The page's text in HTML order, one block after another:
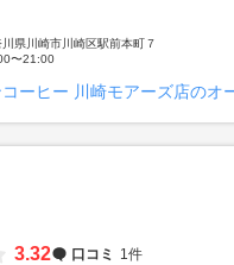
川県川崎市川崎区駅前本町７
〜21:00
ーヒー 川崎モアーズ店のオ
3.32
口コミ 1件